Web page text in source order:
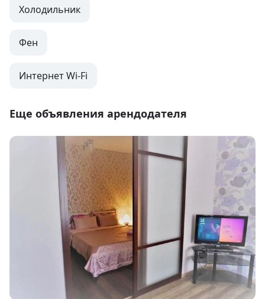
Холодильник
Фен
Интернет Wi-Fi
Еще объявления арендодателя